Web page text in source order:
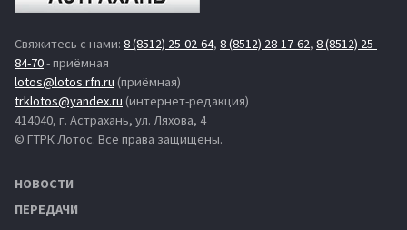
Свяжитесь с нами: 8 (8512) 25-02-64, 8 (8512) 28-17-62, 8 (8512) 25-
84-70- приёмная
lotos@lotos.rfn.ru (приёмная)
trklotos@yandex.ru (интернет-редакция)
414040, г. Астрахань, ул. Ляхова, 4
© ГТРК Лотос. Все права защищены.
НОВОСТИ
ПЕРЕДАЧИ